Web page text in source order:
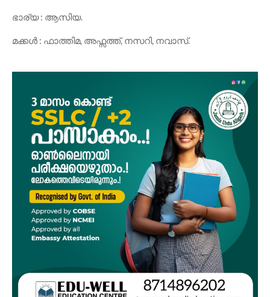
ഭാര്യ : ആസിയ.
മക്കൾ : ഫാത്തിമ, അഫ്സത്ത്, നസറി, നവാസ്.